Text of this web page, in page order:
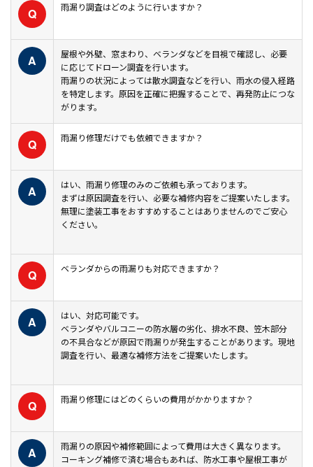
Q 雨漏り調査はどのように行いますか？
A
屋根や外壁、窓まわり、ベランダなどを目視で確認し、必要
に応じてドローン調査を行います。
雨漏りの状況によっては散水調査などを行い、雨水の侵入経路
を特定します。原因を正確に把握することで、再発防止につな
がります。
Q 雨漏り修理だけでも依頼できますか？
A
はい、雨漏り修理のみのご依頼も承っております。
まずは原因調査を行い、必要な補修内容をご提案いたします。
無理に塗装工事をおすすめすることはありませんのでご安心
ください。
Q ベランダからの雨漏りも対応できますか？
A
はい、対応可能です。
ベランダやバルコニーの防水層の劣化、排水不良、笠木部分
の不具合などが原因で雨漏りが発生することがあります。現地
調査を行い、最適な補修方法をご提案いたします。
Q 雨漏り修理にはどのくらいの費用がかかりますか？
A
雨漏りの原因や補修範囲によって費用は大きく異なります。
コーキング補修で済む場合もあれば、防水工事や屋根工事が